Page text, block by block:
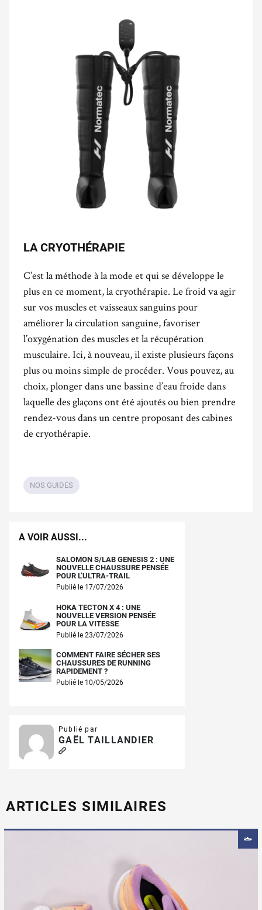
LA CRYOTHÉRAPIE
C’est la méthode à la mode et qui se développe le
plus en ce moment, la cryothérapie. Le froid va agir
sur vos muscles et vaisseaux sanguins pour
améliorer la circulation sanguine, favoriser
l’oxygénation des muscles et la récupération
musculaire. Ici, à nouveau, il existe plusieurs façons
plus ou moins simple de procéder. Vous pouvez, au
choix, plonger dans une bassine d’eau froide dans
laquelle des glaçons ont été ajoutés ou bien prendre
rendez-vous dans un centre proposant des cabines
de cryothérapie.
NOS GUIDES
A VOIR AUSSI...
SALOMON S/LAB GENESIS 2 : UNE
NOUVELLE CHAUSSURE PENSÉE
POUR L’ULTRA-TRAIL
Publié le 17/07/2026
HOKA TECTON X 4 : UNE
NOUVELLE VERSION PENSÉE
POUR LA VITESSE
Publié le 23/07/2026
COMMENT FAIRE SÉCHER SES
CHAUSSURES DE RUNNING
RAPIDEMENT ?
Publié le 10/05/2026
Publié par
GAËL TAILLANDIER
ARTICLES SIMILAIRES